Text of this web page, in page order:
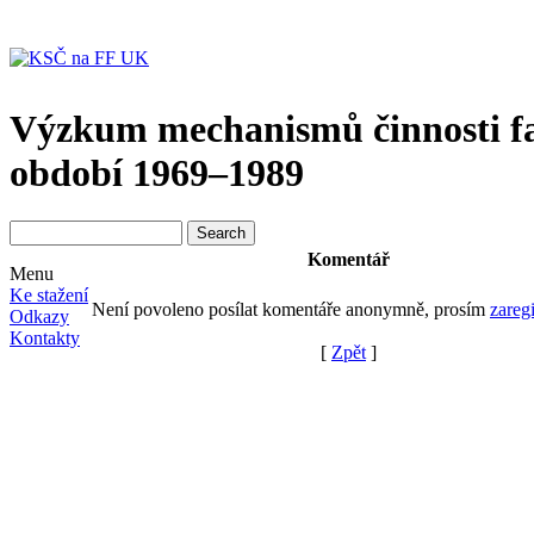
Výzkum mechanismů činnosti
období 1969–1989
Menu
Ke stažení
Odkazy
Kontakty
Komentář
Není povoleno posílat komentáře anonymně, prosím
[ Zpět ]